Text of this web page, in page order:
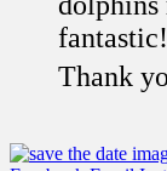
Thank